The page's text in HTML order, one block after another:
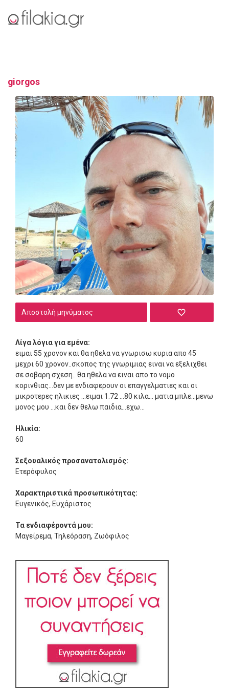
giorgos
Αποστολή μηνύματος
Λίγα λόγια για εμένα:
ειμαι 55 χρονον και θα ηθελα να γνωρισω κυρια απο 45
μεχρι 60 χρονον..σκοπος της γνωριμιας ειναι να εξελιχθει
σε σοβαρη σχεση.. θα ηθελα να ειναι απο το νομο
κορινθιας...δεν με ενδιαφερουν οι επαγγελματιες και οι
μικροτερες ηλικιες ...ειμαι 1.72 ...80 κιλα... ματια μπλε...μενω
μονος μου ...και δεν θελω παιδια...εχω...
Ηλικία:
60
Σεξουαλικός προσανατολισμός:
Ετερόφυλος
Χαρακτηριστικά προσωπικότητας:
Ευγενικός, Ευχάριστος
Τα ενδιαφέροντά μου:
Μαγείρεμα, Τηλεόραση, Ζωόφιλος